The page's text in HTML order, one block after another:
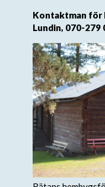
Kontaktman för
Lundin, 070-279